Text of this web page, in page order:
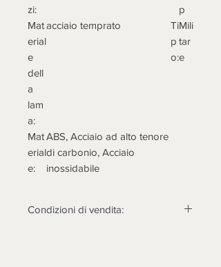
zi:
p
Mat
erial
e
dell
a
lam
a:
acciaio temprato
Ti
p
o:
Mili
tar
e
Mat
erial
e:
ABS, Acciaio ad alto tenore
di carbonio, Acciaio
inossidabile
Condizioni di vendita: